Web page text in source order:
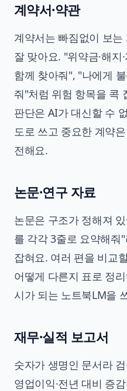
계약서·약관
계약서는 빠짐없이 보
잘 맞아요. "위약금·해
함께 찾아줘", "나에게
줘"처럼 위험 항목을 콕
판단은 AI가 대신할 수
도로 쓰고 중요한 계약
전해요.
논문·연구 자료
논문은 구조가 정해져 있
를 각각 3줄로 요약해줘
잡혀요. 여러 편을 비교
어떻게 다른지 표로 정
시가 되는 노트북LM을
재무·실적 보고서
숫자가 생명인 문서라
영업이익·전년 대비 증